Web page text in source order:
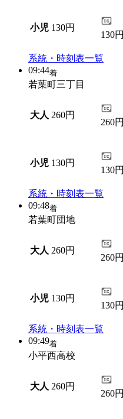
小児 130円
130円
系統・時刻表一覧
09:44着
若葉町三丁目
大人 260円
260円
小児 130円
130円
系統・時刻表一覧
09:48着
若葉町団地
大人 260円
260円
小児 130円
130円
系統・時刻表一覧
09:49着
小平西高校
大人 260円
260円